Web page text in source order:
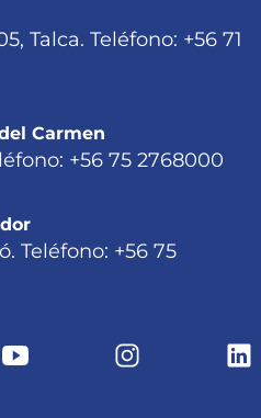
Talca. Teléfono: +56 71
Carmen
+56 75 2768000
Teléfono: +56 75